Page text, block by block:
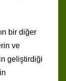
bir diğer
ve
geliştirdiği